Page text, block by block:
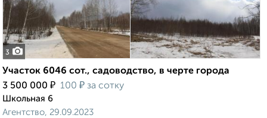
3
Участок 6046 сот., садоводство, в черте города
3 500 000 ₽ 100 ₽ за сотку
Школьная 6
Агентство, 29.09.2023